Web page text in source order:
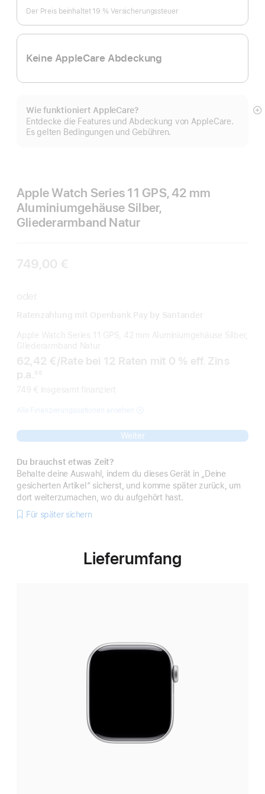
Der Preis beinhaltet 19 % Versicherungssteuer
Keine AppleCare Abdeckung
Wie funktioniert AppleCare?
Entdecke die Features und Abdeckung von AppleCare.
Es gelten Bedingungen und Gebühren.
Apple Watch Series 11 GPS, 42 mm
Aluminiumgehäuse Silber,
Gliederarmband Natur
749,00 €
oder
Ratenzahlung mit Openbank Pay by Santander
Apple Watch Series 11 GPS, 42 mm Aluminiumgehäuse Silber,
Gliederarmband Natur
62,42 €/Rate pro
bei 12 Raten mit 0 % eff. Zins
p.a.
Fußnote
◊◊
749 € insgesamt finanziert
Alle Finanzierungsoptionen ansehen
Weiter
Du brauchst etwas Zeit?
Behalte deine Auswahl, indem du dieses Gerät in „Deine
gesicherten Artikel“ sicherst, und komme später zurück, um
dort weiterzumachen, wo du aufgehört hast.
Für später sichern
Lieferumfang